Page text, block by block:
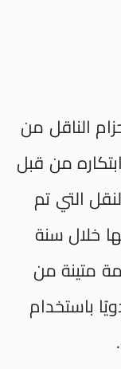
الناقل من
من قبل
التي تم
خلال سنة
متينة من
باستخدام